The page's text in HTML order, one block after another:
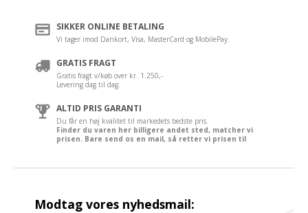
SIKKER ONLINE BETALING
Vi tager imod Dankort, Visa, MasterCard og MobilePay.
GRATIS FRAGT
Gratis fragt v/køb over kr. 1.250,-
Levering dag til dag.
ALTID PRIS GARANTI
Du får en høj kvalitet til markedets bedste pris.
Finder du varen her billigere andet sted, matcher vi
prisen. Bare send os en mail, så retter vi prisen til
Modtag vores nyhedsmail: